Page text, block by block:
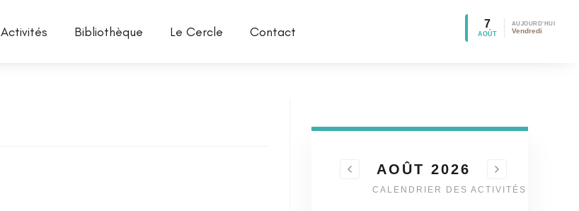
Activités Bibliothèque Le Cercle Contact
7
AOÛT
AUJOURD'HUI
Vendredi
AOÛT 2026
CALENDRIER DES ACTIVITÉS